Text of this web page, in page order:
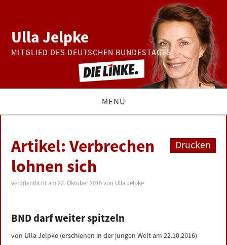
Ulla Jelpke
MITGLIED DES DEUTSCHEN BUNDESTAGES
MENU
BUNDESTAG
PRESSE
LINKS
Drucken
Artikel: Verbrechen
lohnen sich
Veröffentlicht am22. Oktober 2016 von Ulla Jelpke
BND darf weiter spitzeln
von Ulla Jelpke (erschienen in der jungen Welt am 22.10.2016)